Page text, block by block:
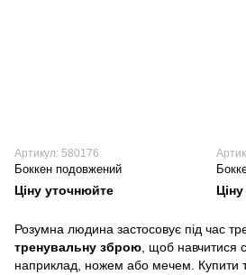
Артикул: 580176
Боккен подовжений
Ціну уточнюйте
Розумна людина застосовує під час
тренувальну зброю , щоб навчитися
наприклад, ножем або мечем. Купити